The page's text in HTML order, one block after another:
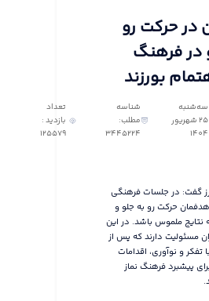
در حرکت رو
در فرهنگ
بورزند
سه‌شنبه
25 شهریور
1404
شناسه
مطلب:
3445224
تعداد
بازدید :
125579
گفت: در جلسات فرهنگی
حرکت رو به جلو و
نتایج ملموس باشد. در این
مسئولیت دارند که پس از
تفکر و نوآوری، اقدامات
پیشبرد فرهنگ نماز